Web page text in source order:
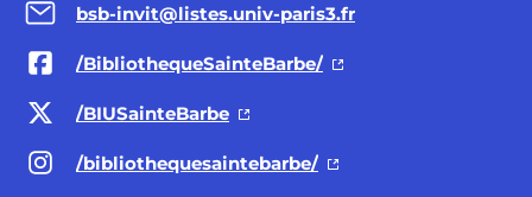
bsb-invit@listes.univ-paris3.fr
/BibliothequeSainteBarbe/
/BIUSainteBarbe
/bibliothequesaintebarbe/